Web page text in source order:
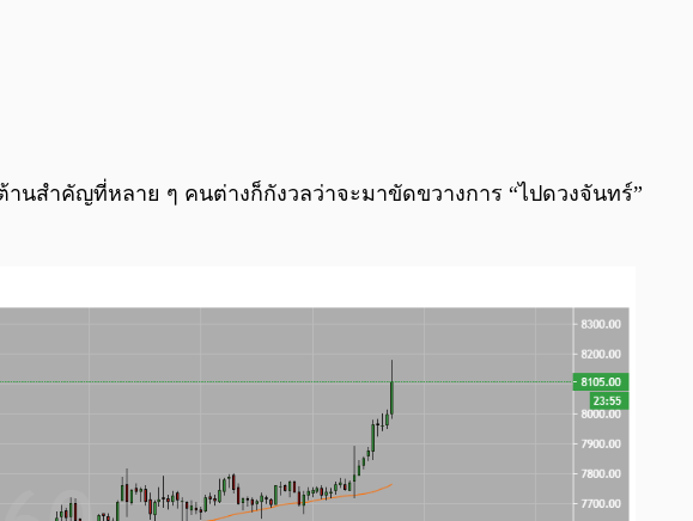
0:00 0:00
นสำคัญที่หลาย ๆ คนต่างก็กังวลว่าจะมาขัดขวางการ “ไปดวงจันทร์”